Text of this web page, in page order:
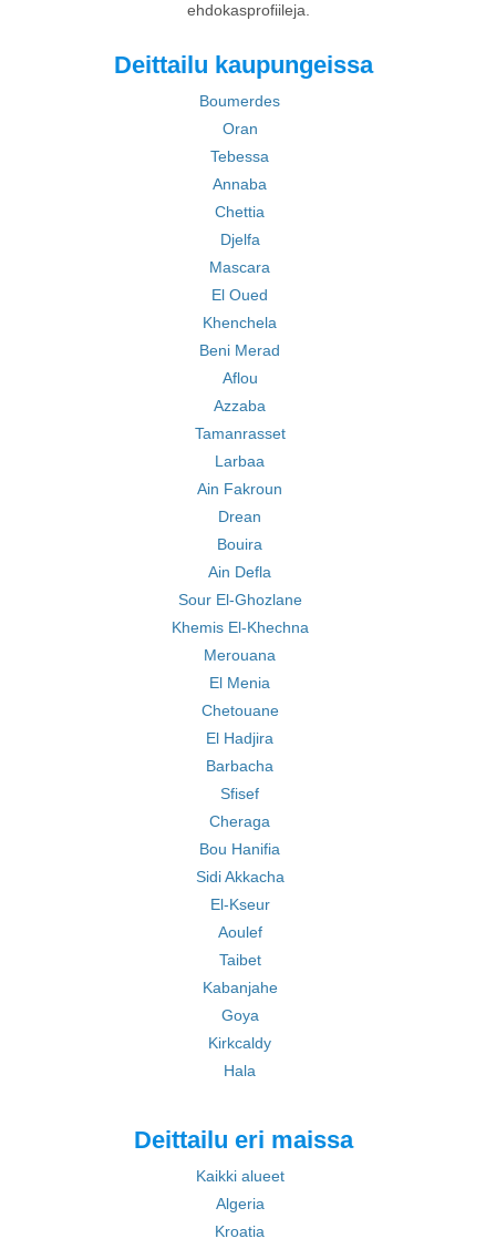
ehdokasprofiileja.
Deittailu kaupungeissa
Boumerdes
Oran
Tebessa
Annaba
Chettia
Djelfa
Mascara
El Oued
Khenchela
Beni Merad
Aflou
Azzaba
Tamanrasset
Larbaa
Ain Fakroun
Drean
Bouira
Ain Defla
Sour El-Ghozlane
Khemis El-Khechna
Merouana
El Menia
Chetouane
El Hadjira
Barbacha
Sfisef
Cheraga
Bou Hanifia
Sidi Akkacha
El-Kseur
Aoulef
Taibet
Kabanjahe
Goya
Kirkcaldy
Hala
Deittailu eri maissa
Kaikki alueet
Algeria
Kroatia